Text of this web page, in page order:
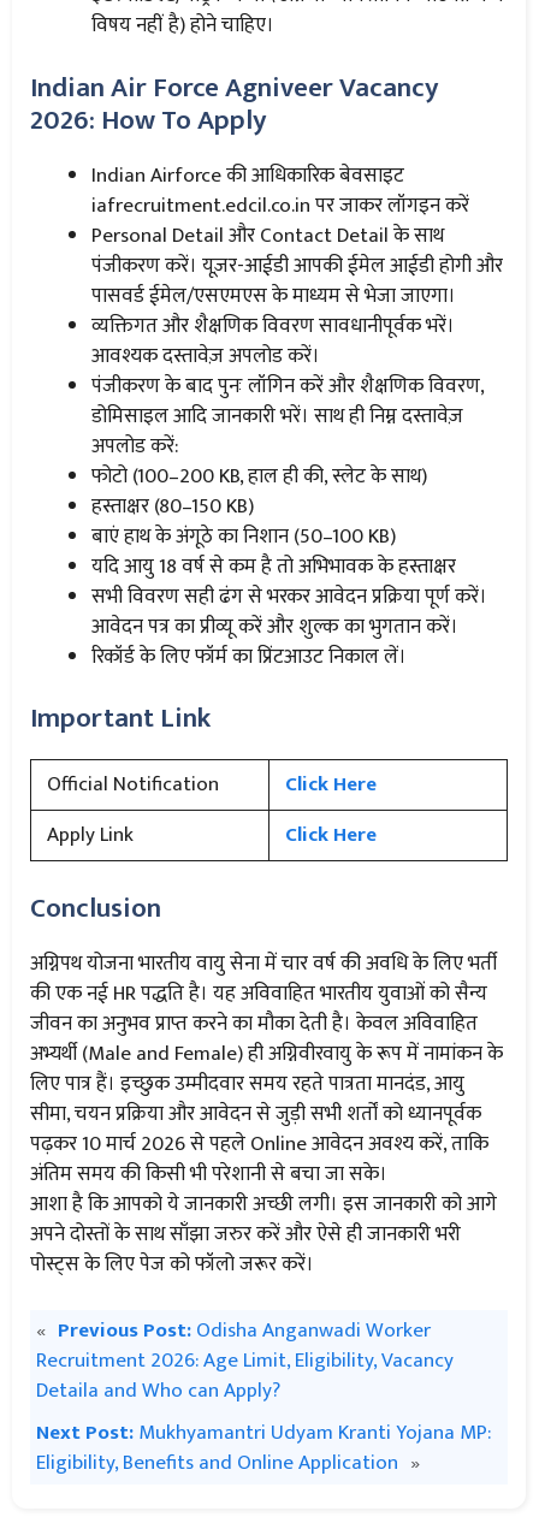
विषय नहीं है) होने चाहिए।
Indian Air Force Agniveer Vacancy
2026: How To Apply
Indian Airforce की आधिकारिक बेवसाइट
iafrecruitment.edcil.co.in पर जाकर लॉगइन करें
Personal Detail और Contact Detail के साथ
पंजीकरण करें। यूज़र-आईडी आपकी ईमेल आईडी होगी और
पासवर्ड ईमेल/एसएमएस के माध्यम से भेजा जाएगा।
व्यक्तिगत और शैक्षणिक विवरण सावधानीपूर्वक भरें।
आवश्यक दस्तावेज़ अपलोड करें।
पंजीकरण के बाद पुनः लॉगिन करें और शैक्षणिक विवरण,
डोमिसाइल आदि जानकारी भरें। साथ ही निम्न दस्तावेज़
अपलोड करें:
फोटो (100–200 KB, हाल ही की, स्लेट के साथ)
हस्ताक्षर (80–150 KB)
बाएं हाथ के अंगूठे का निशान (50–100 KB)
यदि आयु 18 वर्ष से कम है तो अभिभावक के हस्ताक्षर
सभी विवरण सही ढंग से भरकर आवेदन प्रक्रिया पूर्ण करें।
आवेदन पत्र का प्रीव्यू करें और शुल्क का भुगतान करें।
रिकॉर्ड के लिए फॉर्म का प्रिंटआउट निकाल लें।
Important Link
Official Notification
Click Here
Apply Link
Click Here
Conclusion
अग्निपथ योजना भारतीय वायु सेना में चार वर्ष की अवधि के लिए भर्ती
की एक नई HR पद्धति है। यह अविवाहित भारतीय युवाओं को सैन्य
जीवन का अनुभव प्राप्त करने का मौका देती है। केवल अविवाहित
अभ्यर्थी (Male and Female) ही अग्निवीरवायु के रूप में नामांकन के
लिए पात्र हैं। इच्छुक उम्मीदवार समय रहते पात्रता मानदंड, आयु
सीमा, चयन प्रक्रिया और आवेदन से जुड़ी सभी शर्तों को ध्यानपूर्वक
पढ़कर 10 मार्च 2026 से पहले Online आवेदन अवश्य करें, ताकि
अंतिम समय की किसी भी परेशानी से बचा जा सके।
आशा है कि आपको ये जानकारी अच्छी लगी। इस जानकारी को आगे
अपने दोस्तों के साथ साँझा जरुर करें और ऐसे ही जानकारी भरी
पोस्ट्स के लिए पेज को फॉलो जरूर करें।
« Previous Post:Odisha Anganwadi Worker
Recruitment 2026: Age Limit, Eligibility, Vacancy
Detaila and Who can Apply?
Next Post:Mukhyamantri Udyam Kranti Yojana MP:
Eligibility, Benefits and Online Application »